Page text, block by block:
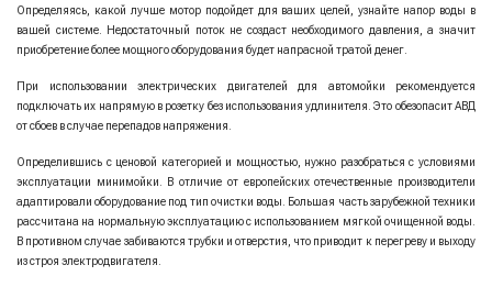
Определяясь, какой лучше мотор подойдет для ваших целей, узнайте напор воды в
вашей системе. Недостаточный поток не создаст необходимого давления, а значит
приобретение более мощного оборудования будет напрасной тратой денег.
При использовании электрических двигателей для автомойки рекомендуется
подключать их напрямую в розетку без использования удлинителя. Это обезопасит АВД
от сбоев в случае перепадов напряжения.
Определившись с ценовой категорией и мощностью, нужно разобраться с условиями
эксплуатации минимойки. В отличие от европейских отечественные производители
адаптировали оборудование под тип очистки воды. Большая часть зарубежной техники
рассчитана на нормальную эксплуатацию с использованием мягкой очищенной воды.
В противном случае забиваются трубки и отверстия, что приводит к перегреву и выходу
из строя электродвигателя.